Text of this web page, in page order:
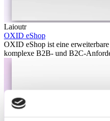
Laioutr
OXID eShop
OXID eShop ist eine
komplexe B2B- und B2C-